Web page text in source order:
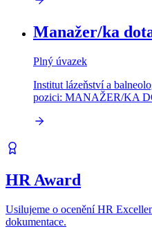
Manažer/ka
Plný úvazek
Institut lázeňství a
pozici: MANAŽER/KA
HR Award
Usilujeme o ocenění HR
dokumentace.